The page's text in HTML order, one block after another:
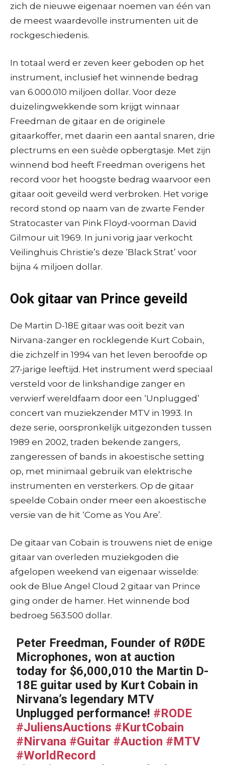
zich de nieuwe eigenaar noemen van één van
de meest waardevolle instrumenten uit de
rockgeschiedenis.
In totaal werd er zeven keer geboden op het
instrument, inclusief het winnende bedrag
van 6.000.010 miljoen dollar. Voor deze
duizelingwekkende som krijgt winnaar
Freedman de gitaar en de originele
gitaarkoffer, met daarin een aantal snaren, drie
plectrums en een suède opbergtasje. Met zijn
winnend bod heeft Freedman overigens het
record voor het hoogste bedrag waarvoor een
gitaar ooit geveild werd verbroken. Het vorige
record stond op naam van de zwarte Fender
Stratocaster van Pink Floyd-voorman David
Gilmour uit 1969. In juni vorig jaar verkocht
Veilinghuis Christie’s deze ‘Black Strat’ voor
bijna 4 miljoen dollar.
Ook gitaar van Prince geveild
De Martin D-18E gitaar was ooit bezit van
Nirvana-zanger en rocklegende Kurt Cobain,
die zichzelf in 1994 van het leven beroofde op
27-jarige leeftijd. Het instrument werd speciaal
versteld voor de linkshandige zanger en
verwierf wereldfaam door een ‘Unplugged’
concert van muziekzender MTV in 1993. In
deze serie, oorspronkelijk uitgezonden tussen
1989 en 2002, traden bekende zangers,
zangeressen of bands in akoestische setting
op, met minimaal gebruik van elektrische
instrumenten en versterkers. Op de gitaar
speelde Cobain onder meer een akoestische
versie van de hit ‘Come as You Are’.
De gitaar van Cobain is trouwens niet de enige
gitaar van overleden muziekgoden die
afgelopen weekend van eigenaar wisselde:
ook de Blue Angel Cloud 2 gitaar van Prince
ging onder de hamer. Het winnende bod
bedroeg 563.500 dollar.
Peter Freedman, Founder of RØDE
Microphones, won at auction
today for $6,000,010 the Martin D-
18E guitar used by Kurt Cobain in
Nirvana’s legendary MTV
Unplugged performance! #RODE
#JuliensAuctions #KurtCobain
#Nirvana #Guitar #Auction #MTV
#WorldRecord